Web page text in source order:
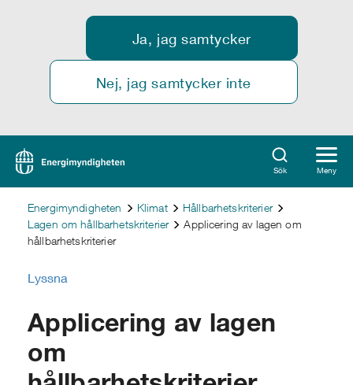
Ja, jag samtycker
Nej, jag samtycker inte
Sök Meny
Energimyndigheten Klimat
Hållbarhetskriterier
Lagen om hållbarhetskriterier
Applicering av lagen om
hållbarhetskriterier
Lyssna
Applicering av lagen
om